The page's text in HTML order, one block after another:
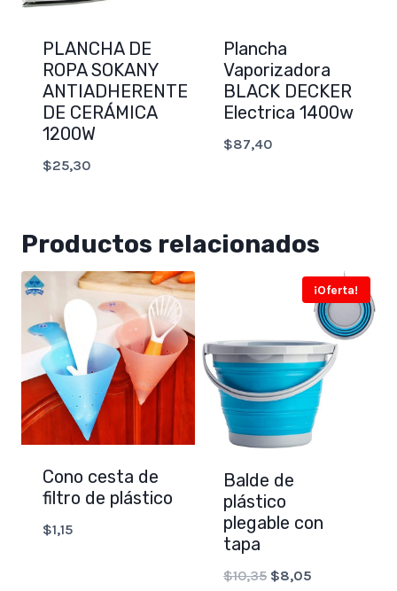
PLANCHA DE
ROPA SOKANY
ANTIADHERENTE
DE CERÁMICA
1200W
$25,30
Plancha
Vaporizadora
BLACK DECKER
Electrica 1400w
$87,40
Productos relacionados
Cono cesta de
filtro de plástico
$1,15
¡Oferta!
Balde de
plástico
plegable con
tapa
$10,35 Original
$8,05